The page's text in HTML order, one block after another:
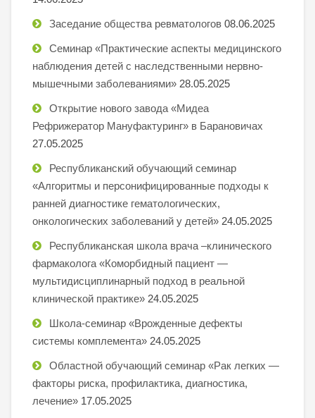
Заседание общества ревматологов 08.06.2025
Семинар «Практические аспекты медицинского
наблюдения детей с наследственными нервно-
мышечными заболеваниями» 28.05.2025
Открытие нового завода «Мидеа
Рефрижератор Мануфактуринг» в Барановичах
27.05.2025
Республиканский обучающий семинар
«Алгоритмы и персонифицированные подходы к
ранней диагностике гематологических,
онкологических заболеваний у детей» 24.05.2025
Республиканская школа врача –клинического
фармаколога «Коморбидный пациент —
мультидисциплинарный подход в реальной
клинической практике» 24.05.2025
Школа-семинар «Врожденные дефекты
системы комплемента» 24.05.2025
Областной обучающий семинар «Рак легких —
факторы риска, профилактика, диагностика,
лечение» 17.05.2025